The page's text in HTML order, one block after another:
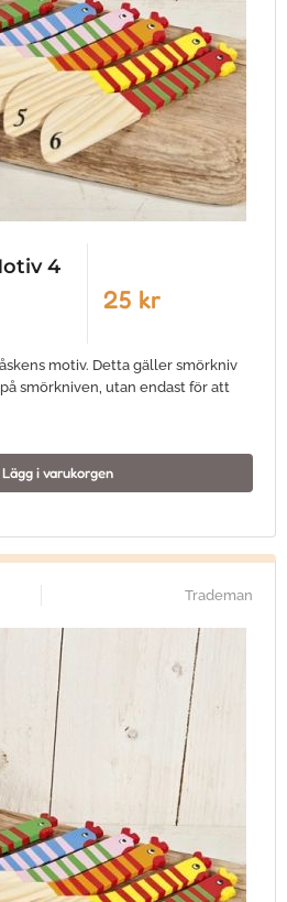
4
25 kr
motiv. Detta gäller smörkniv
smörkniven, utan endast för att
Lägg i varukorgen
Trademan